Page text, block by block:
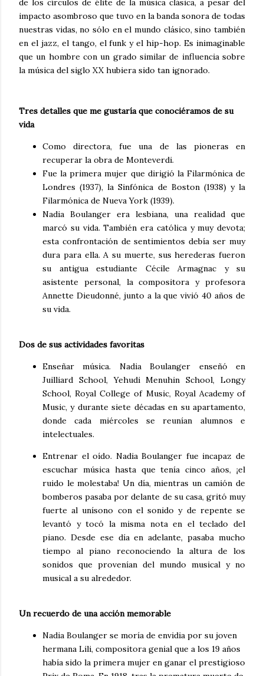
de los círculos de élite de la música clásica, a pesar del
impacto asombroso que tuvo en la banda sonora de todas
nuestras vidas, no sólo en el mundo clásico, sino también
en el jazz, el tango, el funk y el hip-hop. Es inimaginable
que un hombre con un grado similar de influencia sobre
la música del siglo XX hubiera sido tan ignorado.
Tres detalles que me gustaría que conociéramos de su
vida
Como directora, fue una de las pioneras en
recuperar la obra de Monteverdi.
Fue la primera mujer que dirigió la Filarmónica de
Londres (1937), la Sinfónica de Boston (1938) y la
Filarmónica de Nueva York (1939).
Nadia Boulanger era lesbiana, una realidad que
marcó su vida. También era católica y muy devota;
esta confrontación de sentimientos debía ser muy
dura para ella. A su muerte, sus herederas fueron
su antigua estudiante Cécile Armagnac y su
asistente personal, la compositora y profesora
Annette Dieudonné, junto a la que vivió 40 años de
su vida.
Dos de sus actividades favoritas
Enseñar música. Nadia Boulanger enseñó en
Juilliard School, Yehudi Menuhin School, Longy
School, Royal College of Music, Royal Academy of
Music, y durante siete décadas en su apartamento,
donde cada miércoles se reunían alumnos e
intelectuales.
Entrenar el oído. Nadia Boulanger fue incapaz de
escuchar música hasta que tenía cinco años, ¡el
ruido le molestaba! Un día, mientras un camión de
bomberos pasaba por delante de su casa, gritó muy
fuerte al unísono con el sonido y de repente se
levantó y tocó la misma nota en el teclado del
piano. Desde ese día en adelante, pasaba mucho
tiempo al piano reconociendo la altura de los
sonidos que provenían del mundo musical y no
musical a su alrededor.
Un recuerdo de una acción memorable
Nadia Boulanger se moría de envidia por su joven
hermana Lili, compositora genial que a los 19 años
había sido la primera mujer en ganar el prestigioso